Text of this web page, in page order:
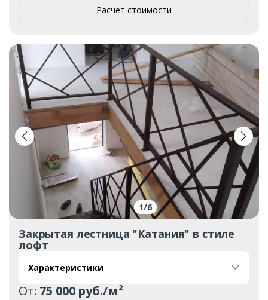
Расчет стоимости
1/6
Закрытая лестница "Катания" в стиле
лофт
Характеристики
От: 75 000 руб./м²